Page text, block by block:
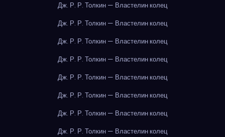
Дж. Р. Р. Толкин — Властелин колец
Дж. Р. Р. Толкин — Властелин колец
Дж. Р. Р. Толкин — Властелин колец
Дж. Р. Р. Толкин — Властелин колец
Дж. Р. Р. Толкин — Властелин колец
Дж. Р. Р. Толкин — Властелин колец
Дж. Р. Р. Толкин — Властелин колец
Дж. Р. Р. Толкин — Властелин колец